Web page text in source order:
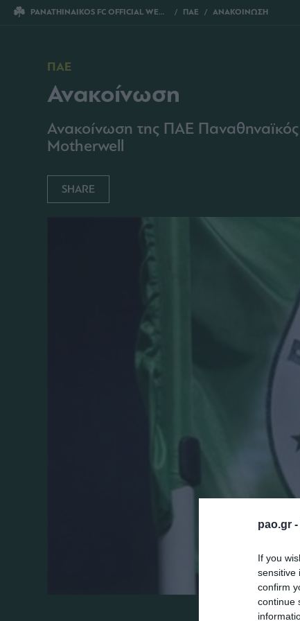
pao.gr -
If you
sensitive
confirm
continue
PANATHINAIKOS FC OFFICIAL WEBSITE ΠΑΕ ΑΝΑΚΟΙΝΩΣΗ
ΠΑΕ
Ανακοίνωση
Ανακοίνωση της ΠΑΕ
Motherwell
SHARE